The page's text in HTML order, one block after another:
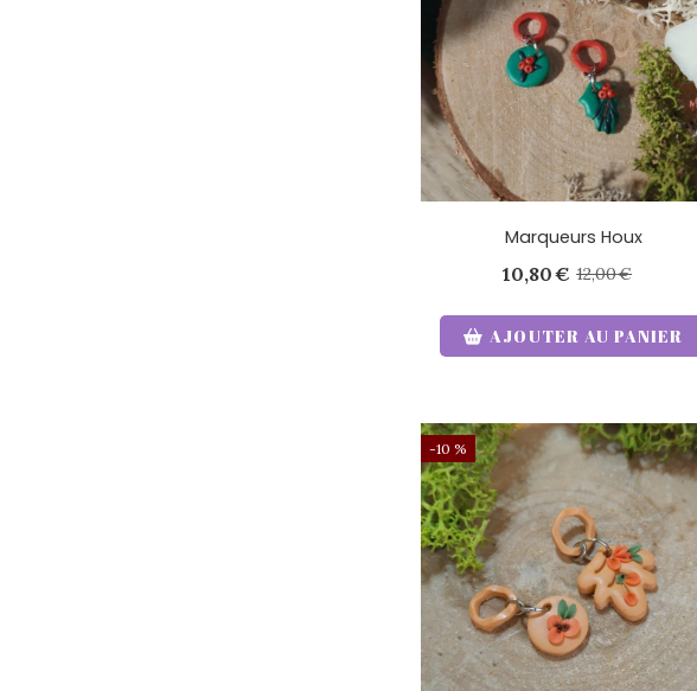
Marqueurs Houx
10,80€ 12,00€
AJOUTER AU PANIER
-10 %